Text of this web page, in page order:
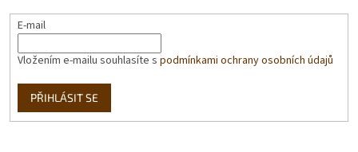
E-mail
Vložením e-mailu souhlasíte s podmínkami ochrany osobních údajů
PŘIHLÁSIT SE